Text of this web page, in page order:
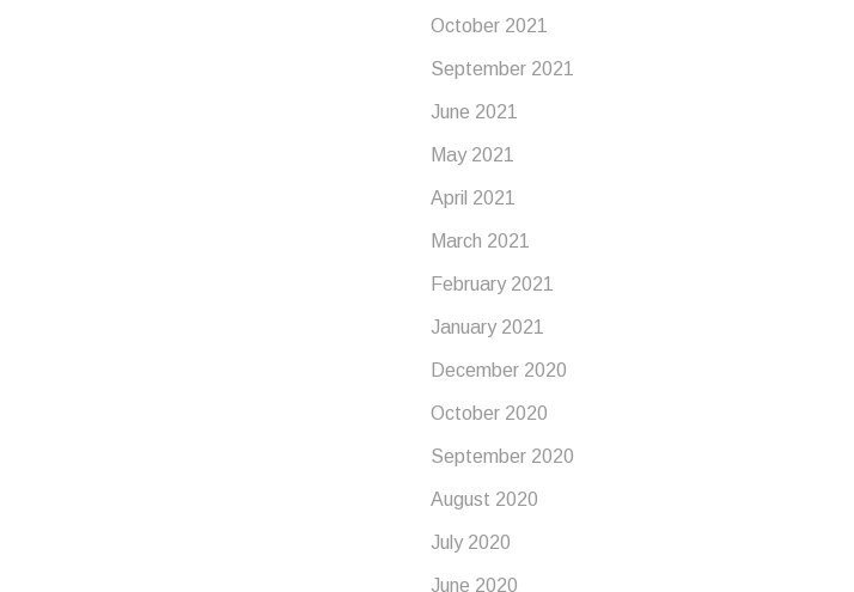
October 2021
September 2021
June 2021
May 2021
April 2021
March 2021
February 2021
January 2021
December 2020
October 2020
September 2020
August 2020
July 2020
June 2020